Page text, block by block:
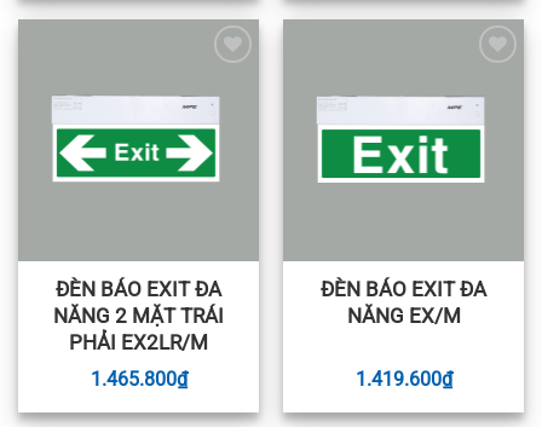
wishlist
ĐÈN BÁO EXIT ĐA
NĂNG 2 MẶT TRÁI
PHẢI EX2LR/M
1.465.800₫
wishlist
ĐÈN BÁO EXIT ĐA
NĂNG EX/M
1.419.600₫